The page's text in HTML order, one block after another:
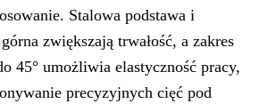
Stalowa podstawa i
zwiększają trwałość, a zakres
45° umożliwia elastyczność pracy,
precyzyjnych cięć pod